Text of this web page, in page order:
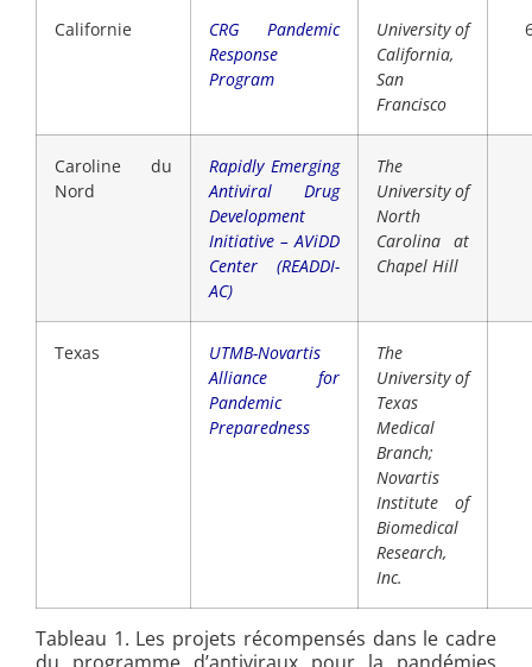
Californie
CRG Pandemic
Response
Program
University of
California,
San
Francisco
Caroline du
Nord
Rapidly Emerging
Antiviral Drug
Development
Initiative – AViDD
Center (READDI-
AC)
The
University of
North
Carolina at
Chapel Hill
Texas
UTMB-Novartis
Alliance for
Pandemic
Preparedness
The
University of
Texas
Medical
Branch;
Novartis
Institute of
Biomedical
Research,
Inc.
Tableau 1. Les projets récompensés dans le cadre
du programme d’antiviraux pour la pandémies